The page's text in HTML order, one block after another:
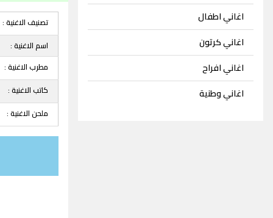
اغاني اطفال
اغاني كرتون
اغاني افراح
اغاني وطنية
تصنيف الاغنية :
اسم الاغنية :
مطرب الاغنية :
كاتب الاغنية :
ملحن الاغنية :